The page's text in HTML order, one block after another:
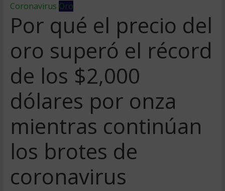
Coronavirus Oro
Por qué el precio del
oro superó el récord
de los $2,000
dólares por onza
mientras continúan
los brotes de
coronavirus